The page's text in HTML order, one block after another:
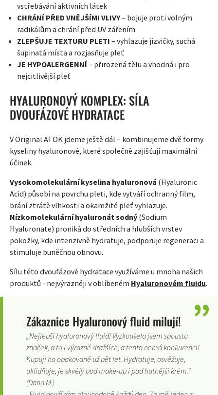
vstřebávání aktivních látek
CHRÁNÍ PŘED VNĚJŠÍMI VLIVY– bojuje proti volným
radikálům a chrání před UV zářením
ZLEPŠUJE TEXTURU PLETI – vyhlazuje jizvičky, suchá
šupinatá místa a rozjasňuje pleť
JE HYPOALERGENNÍ– přirozená tělu a vhodná i pro
nejcitlivější pleť
HYALURONOVÝ KOMPLEX: SÍLA
DVOUFÁZOVÉ HYDRATACE
V Original ATOK jdeme ještě dál – kombinujeme dvě formy
kyseliny hyaluronové, které společně zajišťují maximální
účinek.
Vysokomolekulární kyselina hyaluronová (Hyaluronic
Acid) působí na povrchu pleti, kde vytváří ochranný film,
brání ztrátě vlhkosti a okamžitě pleť vyhlazuje.
Nízkomolekulární hyaluronát sodný (Sodium
Hyaluronate) proniká do středních a hlubších vrstev
pokožky, kde intenzivně hydratuje, podporuje regeneraci a
stimuluje buněčnou obnovu.
Sílu této dvoufázové hydratace využíváme u mnoha našich
produktů - nejvýrazněji v oblíbeném Hyaluronovém fluidu.
Zákaznice Hyaluronový fluid milují!
„Nejlepší hyaluronový fluid! Vyzkoušela jsem spoustu
značek, a to i výrazně dražších, a tento nemá konkurenci!
Kupuji ho opakovaně už pět let. Hydratuje, osvěžuje,
uklidňuje, je skvělý pod make-up i pod hutnější krém.“
(Dana M.)